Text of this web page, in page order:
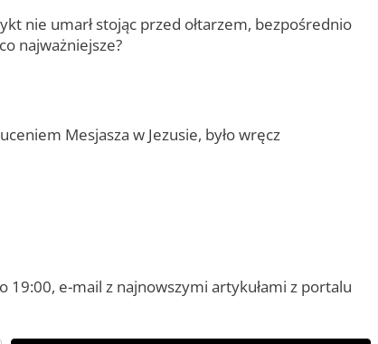
nie umarł stojąc przed ołtarzem, bezpośrednio
najważniejsze?
Mesjasza w Jezusie, było wręcz
e-mail z najnowszymi artykułami z portalu